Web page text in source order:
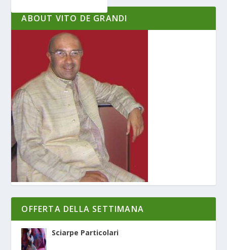
ABOUT VITO DE GRANDI
OFFERTA DELLA SETTIMANA
Sciarpe Particolari